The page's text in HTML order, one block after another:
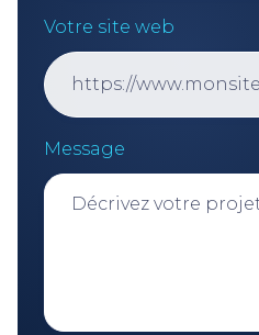
Votre site web
Message